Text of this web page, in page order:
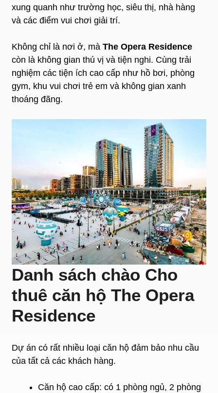
xung quanh như trường học, siêu thị, nhà hàng
và các điểm vui chơi giải trí.
Không chỉ là nơi ở, mà The Opera Residence
còn là không gian thú vị và tiện nghi. Cùng trải
nghiệm các tiện ích cao cấp như hồ bơi, phòng
gym, khu vui chơi trẻ em và không gian xanh
thoáng đãng.
Danh sách chào Cho
thuê căn hộ The Opera
Residence
Dự án có rất nhiều loại căn hộ đảm bảo nhu cầu
của tất cả các khách hàng.
Căn hộ cao cấp: có 1 phòng ngủ, 2 phòng